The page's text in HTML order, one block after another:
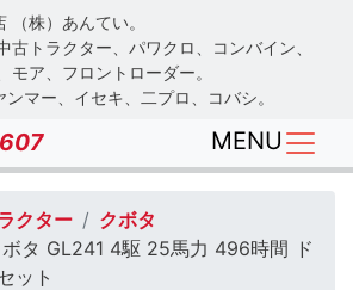
Skip
to
main
content
（株）あんてい。
古トラクター、パワクロ、コンバイン、
モア、フロントローダー。
マー、イセキ、二プロ、コバシ。
MENU
クター
クボタ
ボタ GL241 4駆 25馬力 496時間 ド
ット